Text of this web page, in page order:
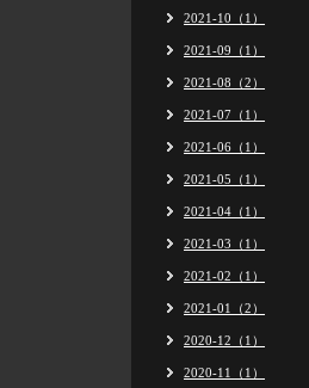
2021-10（1）
2021-09（1）
2021-08（2）
2021-07（1）
2021-06（1）
2021-05（1）
2021-04（1）
2021-03（1）
2021-02（1）
2021-01（2）
2020-12（1）
2020-11（1）